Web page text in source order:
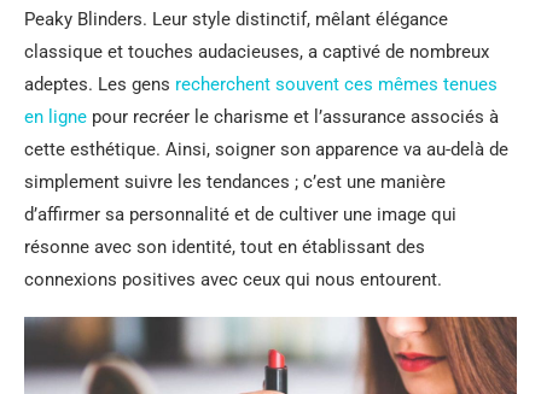
Peaky Blinders. Leur style distinctif, mêlant élégance
classique et touches audacieuses, a captivé de nombreux
adeptes. Les gens recherchent souvent ces mêmes tenues
en ligne pour recréer le charisme et l’assurance associés à
cette esthétique. Ainsi, soigner son apparence va au-delà de
simplement suivre les tendances ; c’est une manière
d’affirmer sa personnalité et de cultiver une image qui
résonne avec son identité, tout en établissant des
connexions positives avec ceux qui nous entourent.